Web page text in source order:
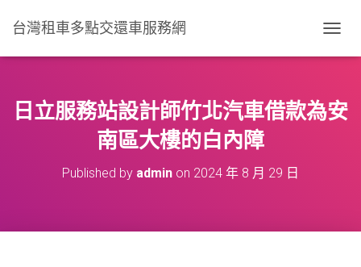
台灣租車多點交還車服務網
O
L
E
日立服務站設計師竹北汽車借款為安
南區大樓的白內障
Published by admin on 2024 年 8 月 29 日